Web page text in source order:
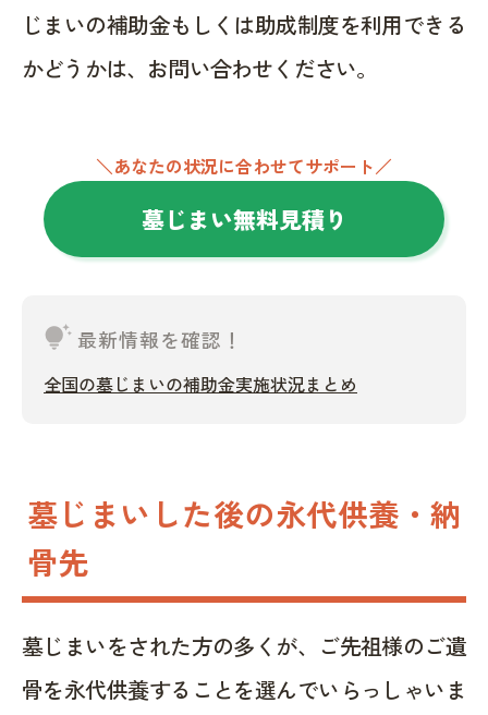
じまいの補助金もしくは助成制度を利用できる
かどうかは、お問い合わせください。
＼あなたの状況に合わせてサポート／
墓じまい無料見積り
tips_and_updates 最新情報を確認！
全国の墓じまいの補助金実施状況まとめ
墓じまいした後の永代供養・納
骨先
墓じまいをされた方の多くが、ご先祖様のご遺
骨を永代供養することを選んでいらっしゃいま